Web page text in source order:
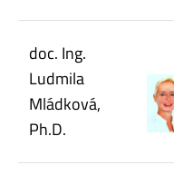
doc. Ing.
Ludmila
Mládková,
Ph.D.